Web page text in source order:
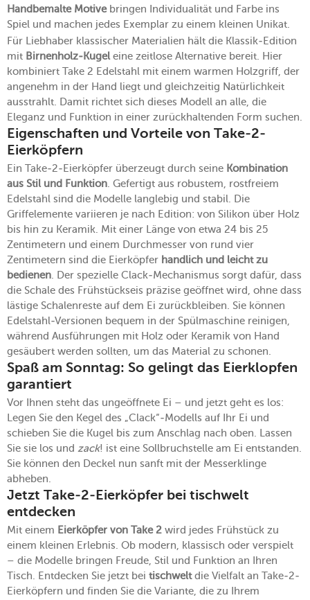
Handbemalte Motivebringen Individualität und Farbe ins
Spiel und machen jedes Exemplar zu einem kleinen Unikat.
Für Liebhaber klassischer Materialien hält die Klassik-Edition
mit Birnenholz-Kugeleine zeitlose Alternative bereit. Hier
kombiniert Take 2 Edelstahl mit einem warmen Holzgriff, der
angenehm in der Hand liegt und gleichzeitig Natürlichkeit
ausstrahlt. Damit richtet sich dieses Modell an alle, die
Eleganz und Funktion in einer zurückhaltenden Form suchen.
Eigenschaften und Vorteile von Take-2-
Eierköpfern
Ein Take-2-Eierköpfer überzeugt durch seine Kombination
aus Stil und Funktion. Gefertigt aus robustem, rostfreiem
Edelstahl sind die Modelle langlebig und stabil. Die
Griffelemente variieren je nach Edition: von Silikon über Holz
bis hin zu Keramik. Mit einer Länge von etwa 24 bis 25
Zentimetern und einem Durchmesser von rund vier
Zentimetern sind die Eierköpfer handlich und leicht zu
bedienen. Der spezielle Clack-Mechanismus sorgt dafür, dass
die Schale des Frühstückseis präzise geöffnet wird, ohne dass
lästige Schalenreste auf dem Ei zurückbleiben. Sie können
Edelstahl-Versionen bequem in der Spülmaschine reinigen,
während Ausführungen mit Holz oder Keramik von Hand
gesäubert werden sollten, um das Material zu schonen.
Spaß am Sonntag: So gelingt das Eierklopfen
garantiert
Vor Ihnen steht das ungeöffnete Ei – und jetzt geht es los:
Legen Sie den Kegel des „Clack“-Modells auf Ihr Ei und
schieben Sie die Kugel bis zum Anschlag nach oben. Lassen
Sie sie los und zack! ist eine Sollbruchstelle am Ei entstanden.
Sie können den Deckel nun sanft mit der Messerklinge
abheben.
Jetzt Take-2-Eierköpfer bei tischwelt
entdecken
Mit einem Eierköpfer von Take 2 wird jedes Frühstück zu
einem kleinen Erlebnis. Ob modern, klassisch oder verspielt
– die Modelle bringen Freude, Stil und Funktion an Ihren
Tisch. Entdecken Sie jetzt bei tischweltdie Vielfalt an Take-2-
Eierköpfern und finden Sie die Variante, die zu Ihrem